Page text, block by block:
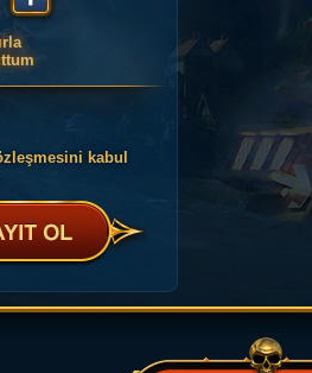
kabul